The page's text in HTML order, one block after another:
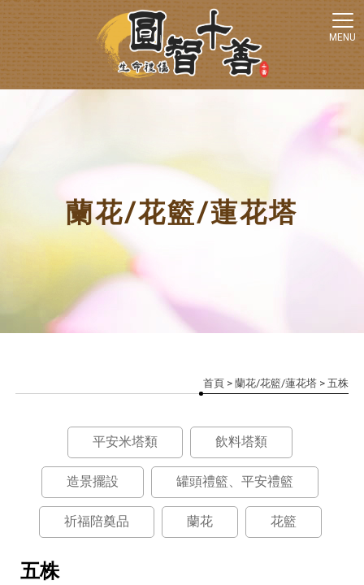
蘭花/花籃/蓮花塔
首頁 >蘭花/花籃/蓮花塔 > 五株
平安米塔類 飲料塔類
造景擺設 罐頭禮籃、平安禮籃
祈福陪奠品 蘭花 花籃
五株